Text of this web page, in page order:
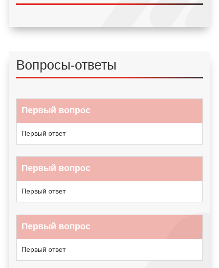
Вопросы-ответы
Первый вопрос
Первый ответ
Первый вопрос
Первый ответ
Первый вопрос
Первый ответ